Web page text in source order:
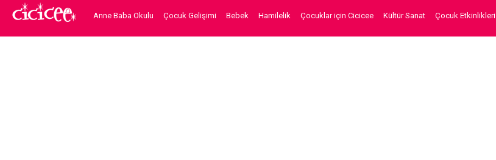
Anne Baba Okulu Çocuk Gelişimi Bebek Hamilelik Çocuklar için Cicicee Kültür Sanat Çocuk Etkinlikleri